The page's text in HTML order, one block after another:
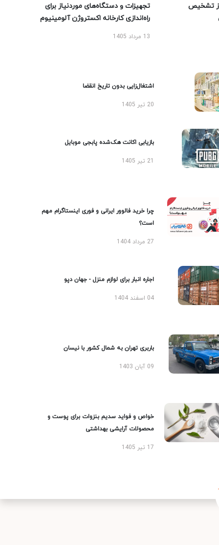
تشخیص
تجهیزات و دستگاه‌های موردنیاز برای
راه‌اندازی کارخانه اکستروژن آلومینیوم
13 مرداد 1405
اشتغال‌زایی بدون تاریخ انقضا
20 تیر 1405
بازیابی اکانت هک‌شده پابجی موبایل
چرا خرید فالوور ایرانی و فوری اینستاگرام مهم
است؟
27 مرداد 1404
اجاره انبار برای لوازم منزل - جهان دپو
04 اسفند 1404
باربری تهران به شمال کشور با نیسان
09 آبان 1403
خواص و فواید سدیم بنزوات برای پوست و
محصولات آرایشی بهداشتی
17 تیر 1405